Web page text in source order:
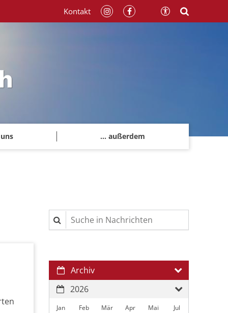
... außerdem
Kontakt
Suche in Nachrichten
Archiv
2026
Jan Feb Mär Apr Mai Jul